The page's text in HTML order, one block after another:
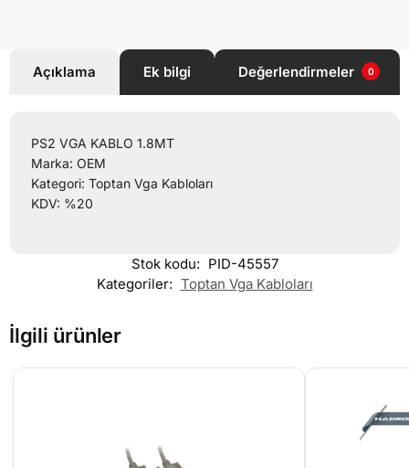
Açıklama Ek bilgi Değerlendirmeler 0
PS2 VGA KABLO 1.8MT
Marka: OEM
Kategori: Toptan Vga Kabloları
KDV: %20
Stok kodu: PID-45557
Kategoriler: Toptan Vga Kabloları
İlgili ürünler